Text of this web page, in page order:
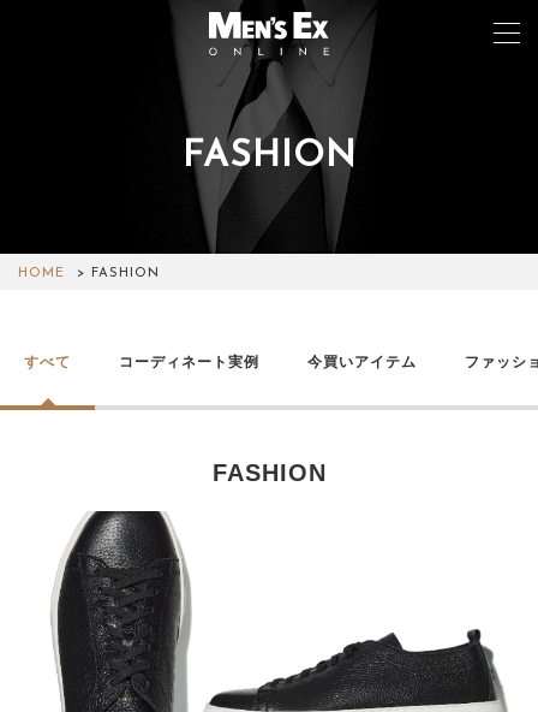
FASHION
HOME FASHION
すべて コーディネート実例 今買いアイテム ファッシ
FASHION
WATCH
LIFESTYLE
ABOUT SITE